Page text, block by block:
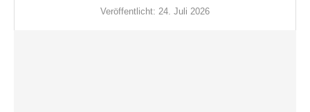
Veröffentlicht: 24. Juli 2026